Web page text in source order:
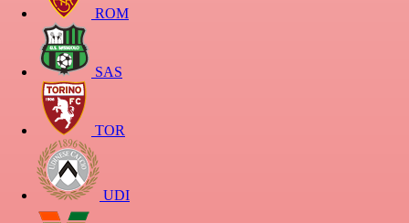
ROM
SAS
TOR
UDI